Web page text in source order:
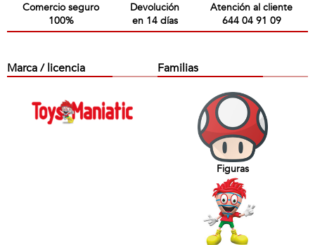
Comercio seguro
100%
Devolución
en 14 días
Atención al cliente
644 04 91 09
Marca / licencia Familias
Figuras